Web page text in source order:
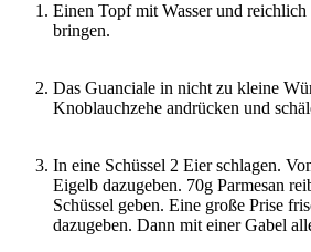
Einen Topf mit Wasser und
bringen.
Das Guanciale in nicht zu kleine
Knoblauchzehe andrücken und
In eine Schüssel 2 Eier schlagen.
Eigelb dazugeben. 70g Parmesan
Schüssel geben. Eine große Prise
dazugeben. Dann mit einer Gabel